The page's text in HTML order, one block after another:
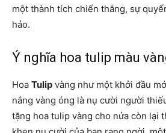
một thành tích chiến thắng, sự
hảo.
Ý nghĩa hoa tulip màu
Hoa Tulip vàng như một khởi đầu
nắng vàng óng là nụ cười người
tặng hoa tulip vàng cho nửa còn lại